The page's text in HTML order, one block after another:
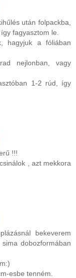
után folpackba,
fagyasztom le.
hagyjuk a fóliában
nejlonban, vagy
1-2 rúd, így
!!!
, azt mekkora
bekeverem
dobozformában
esbe tenném.